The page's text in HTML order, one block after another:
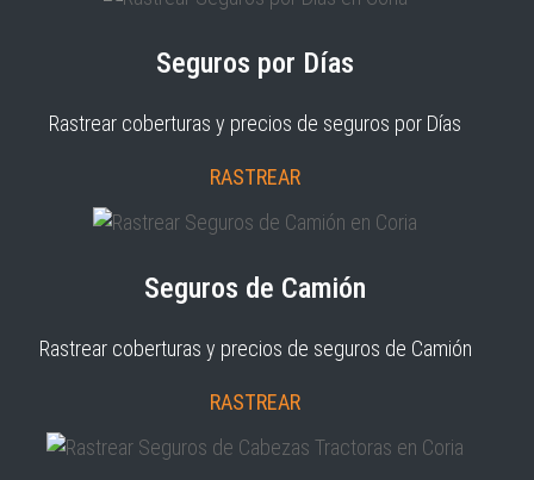
Seguros por Días
Rastrear coberturas y precios de seguros por Días
RASTREAR
Seguros de Camión
Rastrear coberturas y precios de seguros de Camión
RASTREAR